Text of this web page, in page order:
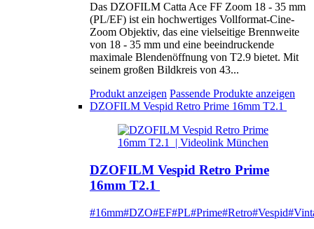
Das DZOFILM Catta Ace FF Zoom 18 - 35 mm
(PL/EF) ist ein hochwertiges Vollformat-Cine-
Zoom Objektiv, das eine vielseitige Brennweite
von 18 - 35 mm und eine beeindruckende
maximale Blendenöffnung von T2.9 bietet. Mit
seinem großen Bildkreis von 43...
Produkt anzeigen Passende Produkte anzeigen
DZOFILM Vespid Retro Prime 16mm T2.1
DZOFILM Vespid Retro Prime
16mm T2.1
#16mm#DZO#EF#PL#Prime#Retro#Vespid